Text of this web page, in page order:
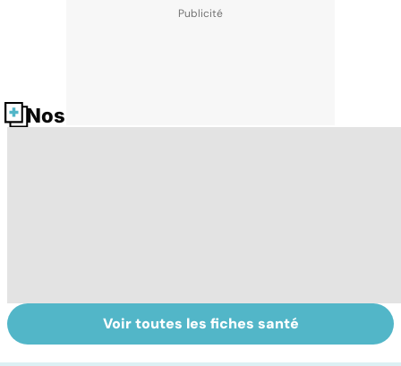
Nos fiches santé
Tout savoir sur
les infections
Inflammation des
amygdales : que
Voir toutes les fiches santé